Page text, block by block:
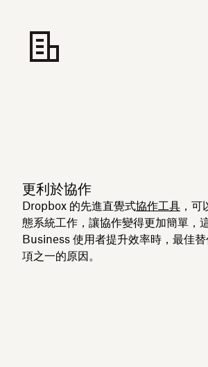
更利於協作
Dropbox 的先進直覺式協作工具 ，
態系統工作，讓協作變得更加簡單，
Business 使用者提升效率時，最佳
項之一的原因。